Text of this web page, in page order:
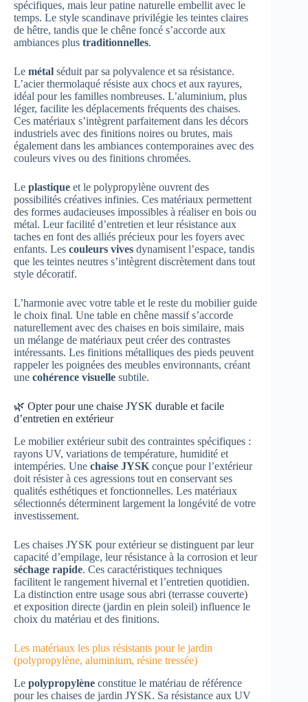
spécifiques, mais leur patine naturelle embellit avec le
temps. Le style scandinave privilégie les teintes claires
de hêtre, tandis que le chêne foncé s’accorde aux
ambiances plus traditionnelles.
Le métal séduit par sa polyvalence et sa résistance.
L’acier thermolaqué résiste aux chocs et aux rayures,
idéal pour les familles nombreuses. L’aluminium, plus
léger, facilite les déplacements fréquents des chaises.
Ces matériaux s’intègrent parfaitement dans les décors
industriels avec des finitions noires ou brutes, mais
également dans les ambiances contemporaines avec des
couleurs vives ou des finitions chromées.
Le plastique et le polypropylène ouvrent des
possibilités créatives infinies. Ces matériaux permettent
des formes audacieuses impossibles à réaliser en bois ou
métal. Leur facilité d’entretien et leur résistance aux
taches en font des alliés précieux pour les foyers avec
enfants. Les couleurs vives dynamisent l’espace, tandis
que les teintes neutres s’intègrent discrètement dans tout
style décoratif.
L’harmonie avec votre table et le reste du mobilier guide
le choix final. Une table en chêne massif s’accorde
naturellement avec des chaises en bois similaire, mais
un mélange de matériaux peut créer des contrastes
intéressants. Les finitions métalliques des pieds peuvent
rappeler les poignées des meubles environnants, créant
une cohérence visuelle subtile.
🌿 Opter pour une chaise JYSK durable et facile
d’entretien en extérieur
Le mobilier extérieur subit des contraintes spécifiques :
rayons UV, variations de température, humidité et
intempéries. Une chaise JYSK conçue pour l’extérieur
doit résister à ces agressions tout en conservant ses
qualités esthétiques et fonctionnelles. Les matériaux
sélectionnés déterminent largement la longévité de votre
investissement.
Les chaises JYSK pour extérieur se distinguent par leur
capacité d’empilage, leur résistance à la corrosion et leur
séchage rapide. Ces caractéristiques techniques
facilitent le rangement hivernal et l’entretien quotidien.
La distinction entre usage sous abri (terrasse couverte)
et exposition directe (jardin en plein soleil) influence le
choix du matériau et des finitions.
Les matériaux les plus résistants pour le jardin
(polypropylène, aluminium, résine tressée)
Le polypropylène constitue le matériau de référence
pour les chaises de jardin JYSK. Sa résistance aux UV